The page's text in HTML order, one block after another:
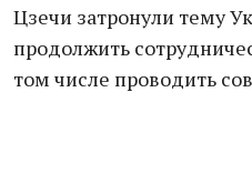
Цзечи затронули тему
продолжить
том числе проводить